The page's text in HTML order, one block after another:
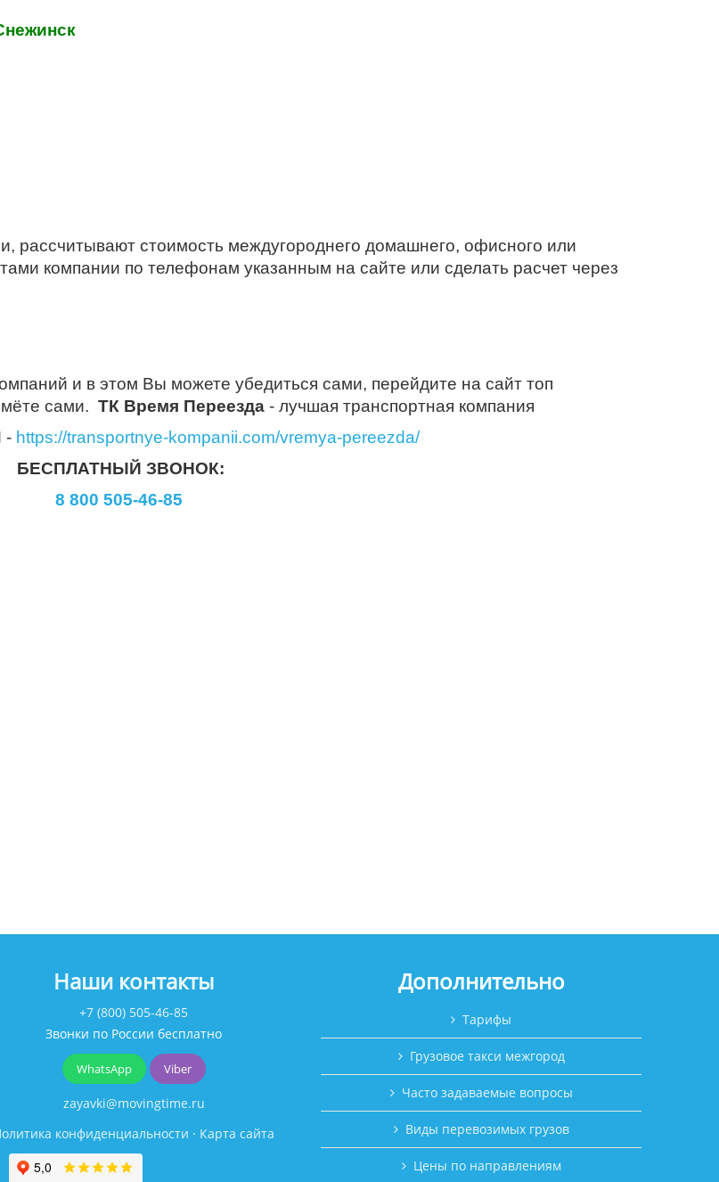
рассчитывают стоимость междугороднего домашнего, офисного или
компании по телефонам указанным на сайте или сделать расчет через
и в этом Вы можете убедиться сами, перейдите на сайт топ
сами. ТК Время Переезда - лучшая транспортная компания
- https://transportnye-kompanii.com/vremya-pereezda/
БЕСПЛАТНЫЙ ЗВОНОК:
8 800 505-46-85
Наши контакты
+7 (800) 505-46-85
Звонки по России бесплатно
WhatsApp Viber
zayavki@movingtime.ru
конфиденциальности · Карта сайта
Дополнительно
Тарифы
Грузовое такси межгород
Часто задаваемые вопросы
Виды перевозимых грузов
Цены по направлениям